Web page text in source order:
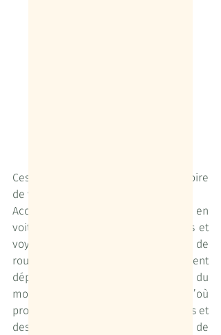
Ces parenthèses racontent une histoire
de vacances différentes :
Accessibles facilement en train, ou en
voiture (la plupart de nos passagers et
voyageurs sont à moins de 4 heures de
route ou de train), totalement
dépaysantes sans aller au bout du
monde, ancrées dans nos terroirs d’où
proviennent l'intégralité des aliments et
des boissons, elles permettent de